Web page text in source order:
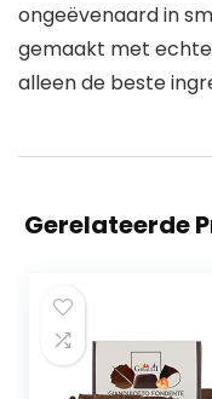
ongeëvenaard in
gemaakt met echte
alleen de beste
Gerelateerde